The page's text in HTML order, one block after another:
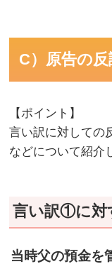
C）原告の反
【ポイント】
言い訳に対しての
などについて紹介
言い訳①に対
当時父の預金を